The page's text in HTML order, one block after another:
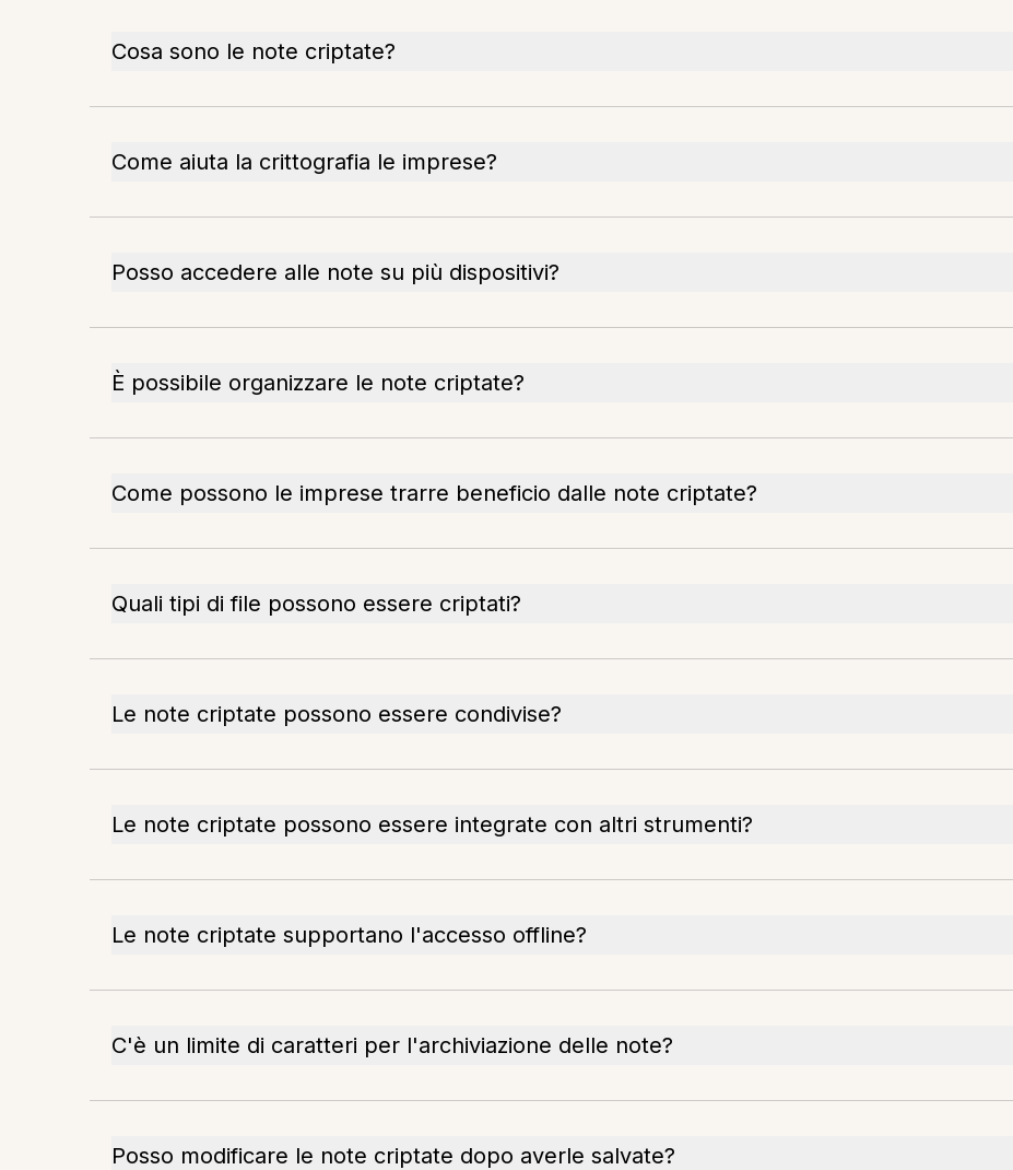
Cosa sono le note criptate?
Come aiuta la crittografia le imprese?
Posso accedere alle note su più dispositivi?
È possibile organizzare le note criptate?
Come possono le imprese trarre beneficio dalle note criptate?
Quali tipi di file possono essere criptati?
Le note criptate possono essere condivise?
Le note criptate possono essere integrate con altri strumenti?
Le note criptate supportano l'accesso offline?
C'è un limite di caratteri per l'archiviazione delle note?
Posso modificare le note criptate dopo averle salvate?